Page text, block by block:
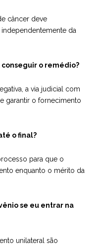
câncer deve
da
conseguir o remédio?
a via judicial com
garantir o fornecimento
o final?
para que o
enquanto o mérito da
se eu entrar na
unilateral são